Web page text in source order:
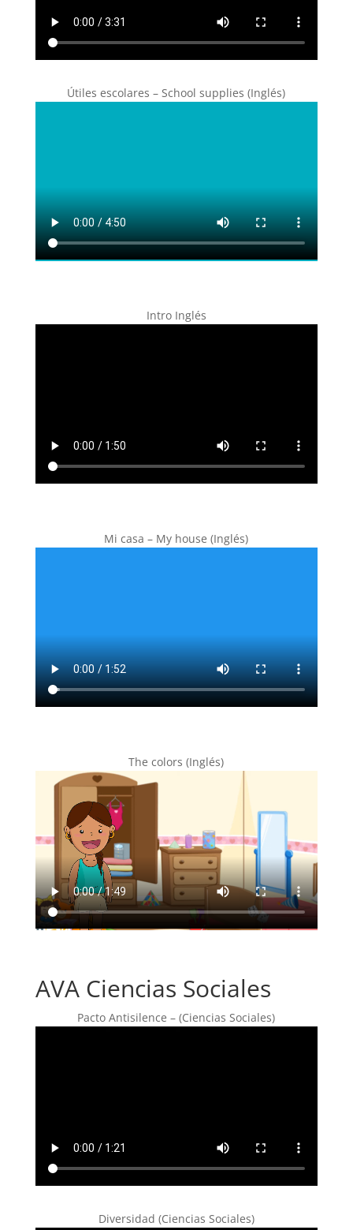
Útiles escolares – School supplies (Inglés)
Intro Inglés
Mi casa – My house (Inglés)
The colors (Inglés)
AVA Ciencias Sociales
Pacto Antisilence – (Ciencias Sociales)
Diversidad (Ciencias Sociales)